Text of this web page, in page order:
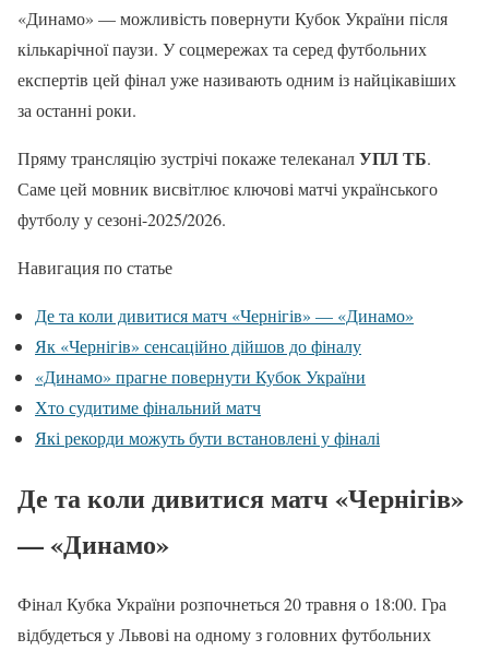
«Динамо» — можливість повернути Кубок України після
кількарічної паузи. У соцмережах та серед футбольних
експертів цей фінал уже називають одним із найцікавіших
за останні роки.
Пряму трансляцію зустрічі покаже телеканалУПЛ ТБ.
Саме цей мовник висвітлює ключові матчі українського
футболу у сезоні-2025/2026.
Навигация по статье
Де та коли дивитися матч «Чернігів» — «Динамо»
Як «Чернігів» сенсаційно дійшов до фіналу
«Динамо» прагне повернути Кубок України
Хто судитиме фінальний матч
Які рекорди можуть бути встановлені у фіналі
Де та коли дивитися матч «Чернігів»
— «Динамо»
Фінал Кубка України розпочнеться 20 травня о 18:00. Гра
відбудеться у Львові на одному з головних футбольних